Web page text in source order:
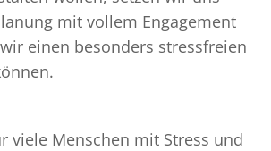
mit vollem Engagement
einen besonders stressfreien
viele Menschen mit Stress und